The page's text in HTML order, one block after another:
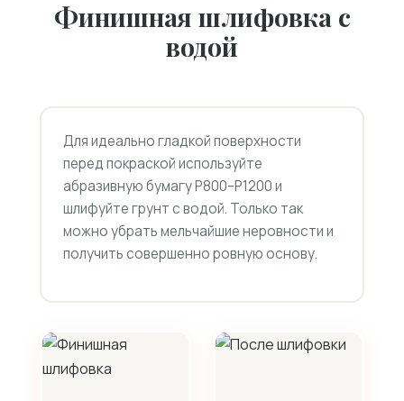
Финишная шлифовка с
водой
Для идеально гладкой поверхности
перед покраской используйте
абразивную бумагу P800–P1200 и
шлифуйте грунт с водой. Только так
можно убрать мельчайшие неровности и
получить совершенно ровную основу.